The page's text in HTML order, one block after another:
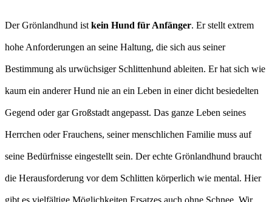
Der Grönlandhund ist kein Hund für Anfänger. Er stellt extrem
hohe Anforderungen an seine Haltung, die sich aus seiner
Bestimmung als urwüchsiger Schlittenhund ableiten. Er hat sich wie
kaum ein anderer Hund nie an ein Leben in einer dicht besiedelten
Gegend oder gar Großstadt angepasst. Das ganze Leben seines
Herrchen oder Frauchens, seiner menschlichen Familie muss auf
seine Bedürfnisse eingestellt sein. Der echte Grönlandhund braucht
die Herausforderung vor dem Schlitten körperlich wie mental. Hier
gibt es vielfältige Möglichkeiten Ersatzes auch ohne Schnee. Wir